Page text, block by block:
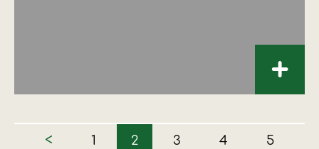
+
< 1 2 3 4 5